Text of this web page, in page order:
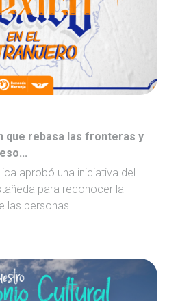
que rebasa las fronteras y
aprobó una iniciativa del
para reconocer la
las personas...